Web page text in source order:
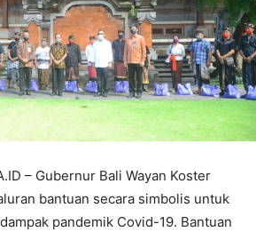
– Gubernur Bali Wayan Koster
bantuan secara simbolis untuk
pandemik Covid-19. Bantuan